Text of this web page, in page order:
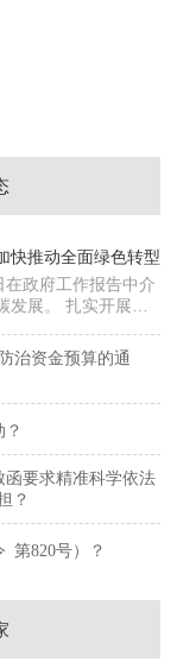
快推动全面绿色转型
政府工作报告中介
开展大
治资金预算的通
要求精准科学依法
？
第820号）？